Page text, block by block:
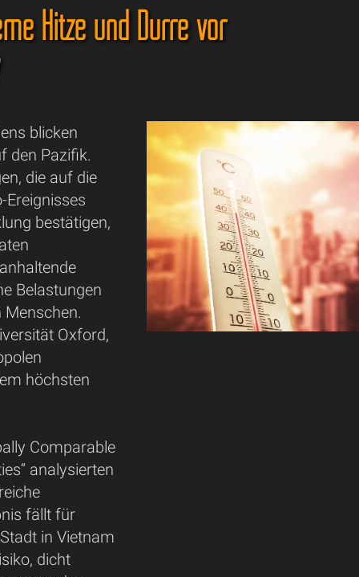
Hitze und Dürre vor
blicken
den Pazifik.
die auf die
Ereignisses
bestätigen,
Belastungen
Oxford,
höchsten
Comparable
analysierten
fällt für
in Vietnam
dicht